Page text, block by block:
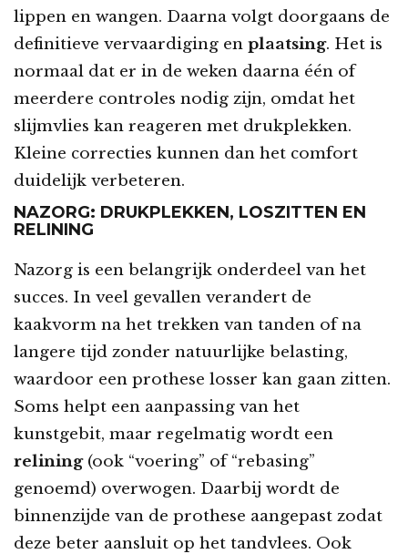
lippen en wangen. Daarna volgt doorgaans de
definitieve vervaardiging en plaatsing. Het is
normaal dat er in de weken daarna één of
meerdere controles nodig zijn, omdat het
slijmvlies kan reageren met drukplekken.
Kleine correcties kunnen dan het comfort
duidelijk verbeteren.
NAZORG: DRUKPLEKKEN, LOSZITTEN EN
RELINING
Nazorg is een belangrijk onderdeel van het
succes. In veel gevallen verandert de
kaakvorm na het trekken van tanden of na
langere tijd zonder natuurlijke belasting,
waardoor een prothese losser kan gaan zitten.
Soms helpt een aanpassing van het
kunstgebit, maar regelmatig wordt een
relining(ook “voering” of “rebasing”
genoemd) overwogen. Daarbij wordt de
binnenzijde van de prothese aangepast zodat
deze beter aansluit op het tandvlees. Ook